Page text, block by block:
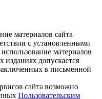
материалов сайта
с установленными
материалов
изданиях допускается
в письменной
сайта возможно
Пользовательским